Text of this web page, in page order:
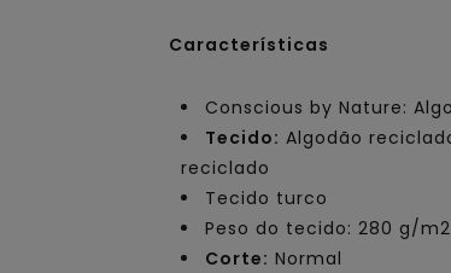
Características
Conscious by Nature:
Tecido: Algodão
reciclado
Tecido turco
Peso do tecido: 280 g/m2
Corte: Normal